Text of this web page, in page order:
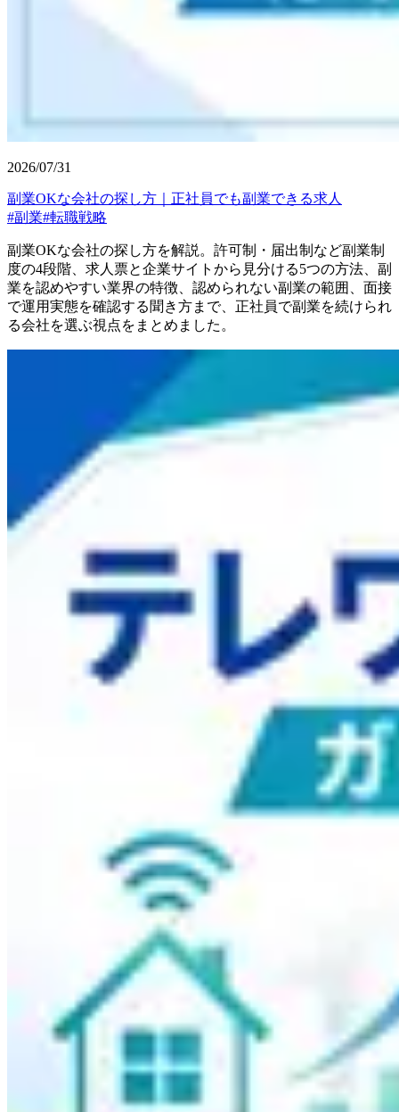
2026/07/31
副業OKな会社の探し方｜正社員でも副業できる求人
#副業#転職戦略
副業OKな会社の探し方を解説。許可制・届出制など副業制
度の4段階、求人票と企業サイトから見分ける5つの方法、副
業を認めやすい業界の特徴、認められない副業の範囲、面接
で運用実態を確認する聞き方まで、正社員で副業を続けられ
る会社を選ぶ視点をまとめました。